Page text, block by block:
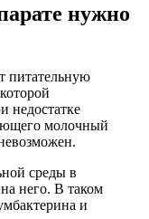
нужно
питательную
недостатке
молочный
среды в
него. В таком
и